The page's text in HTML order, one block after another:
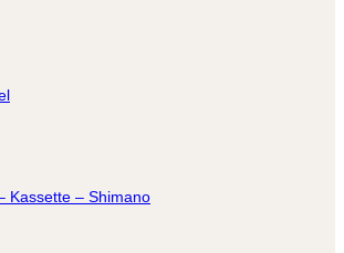
Kassette – Shimano